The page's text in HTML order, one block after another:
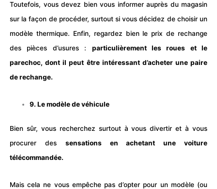
Toutefois, vous devez bien vous informer auprès du magasin
sur la façon de procéder, surtout si vous décidez de choisir un
modèle thermique. Enfin, regardez bien le prix de rechange
des pièces d’usures : particulièrement les roues et le
parechoc, dont il peut être intéressant d’acheter une paire
de rechange.
9. Le modèle de véhicule
Bien sûr, vous recherchez surtout à vous divertir et à vous
procurer des sensations en achetant une voiture
télécommandée.
Mais cela ne vous empêche pas d’opter pour un modèle (ou